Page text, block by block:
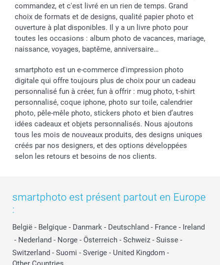
commandez, et c'est livré en un rien de temps. Grand
choix de formats et de designs, qualité papier photo et
ouverture à plat disponibles. Il y a un livre photo pour
toutes les occasions : album photo de vacances, mariage,
naissance, voyages, baptême, anniversaire…
smartphoto est un e-commerce d'impression photo
digitale qui offre toujours plus de choix pour un cadeau
personnalisé fun à créer, fun à offrir : mug photo, t-shirt
personnalisé, coque iphone, photo sur toile, calendrier
photo, pêle-mêle photo, stickers photo et bien d’autres
idées cadeaux et objets personnalisés. Nous ajoutons
tous les mois de nouveaux produits, des designs uniques
créés par nos designers, et des options développées
selon les retours et besoins de nos clients.
smartphoto est présent partout en Europe
:
België - Belgique - Danmark - Deutschland - France - Ireland
- Nederland - Norge - Österreich - Schweiz - Suisse -
Switzerland - Suomi - Sverige - United Kingdom -